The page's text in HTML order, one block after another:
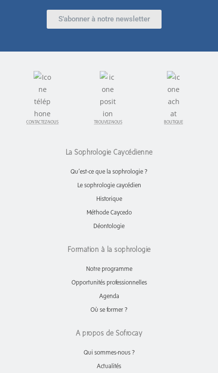
S'abonner à notre newsletter
CONTACTEZ-NOUS TROUVEZ-NOUS BOUTIQUE
La Sophrologie Caycédienne
Qu’est-ce que la sophrologie ?
Le sophrologie caycédien
Historique
Méthode Caycedo
Déontologie
Formation à la sophrologie
Notre programme
Opportunités professionnelles
Agenda
Où se former ?
A propos de Sofrocay
Qui sommes-nous ?
Actualités